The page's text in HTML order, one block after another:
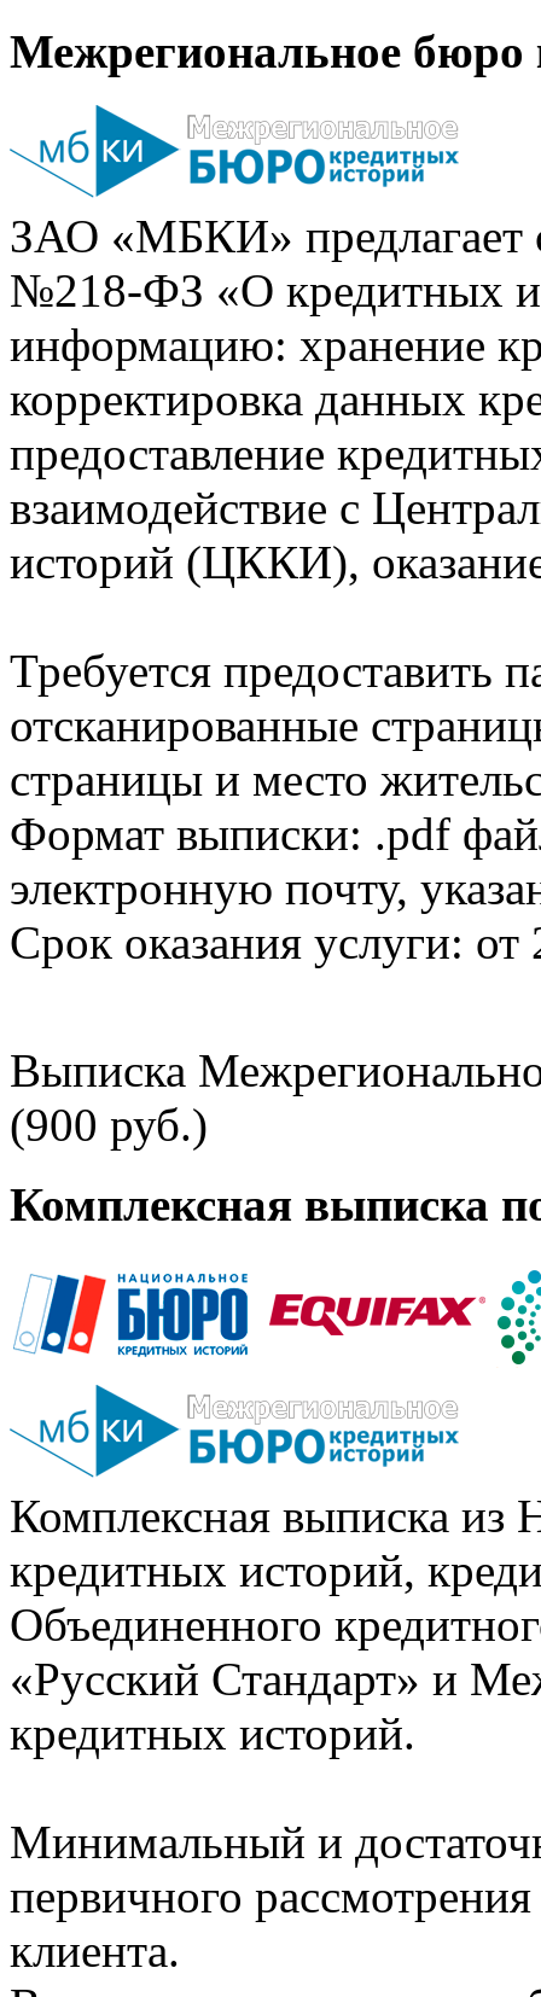
Межрегиональное бюро
ЗАО «МБКИ» предлагает
№218-ФЗ «О кредитных
информацию: хранение
корректировка данных
предоставление
взаимодействие с
историй (ЦККИ),
Требуется предоставить
отсканированные
страницы и место
Формат выписки: .pdf
электронную почту,
Срок оказания услуги: от
Выписка
(900 руб.)
Комплексная выписка
Комплексная выписка из
кредитных историй,
Объединенного
«Русский Стандарт» и
кредитных историй.
Минимальный и
первичного
клиента.